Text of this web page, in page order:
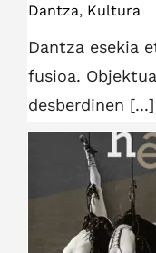
Dantza, Kultura
Dantza esekia
fusioa.
desberdinen [...]
Harria